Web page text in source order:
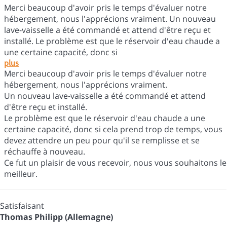
Merci beaucoup d'avoir pris le temps d'évaluer notre
hébergement, nous l'apprécions vraiment. Un nouveau
lave-vaisselle a été commandé et attend d'être reçu et
installé. Le problème est que le réservoir d'eau chaude a
une certaine capacité, donc si
plus
Merci beaucoup d'avoir pris le temps d'évaluer notre
hébergement, nous l'apprécions vraiment.
Un nouveau lave-vaisselle a été commandé et attend
d'être reçu et installé.
Le problème est que le réservoir d'eau chaude a une
certaine capacité, donc si cela prend trop de temps, vous
devez attendre un peu pour qu'il se remplisse et se
réchauffe à nouveau.
Ce fut un plaisir de vous recevoir, nous vous souhaitons le
meilleur.
Satisfaisant
Thomas Philipp (Allemagne)